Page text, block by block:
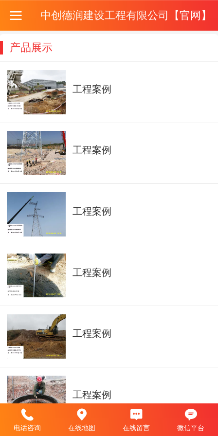
中创德润建设工程有限公司【官网】
产品展示
工程案例
工程案例
工程案例
工程案例
工程案例
工程案例
电话咨询 在线地图 在线留言 微信平台